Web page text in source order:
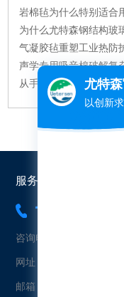
岩棉毡为什么特别适合
为什么尤特森钢结构玻
气凝胶毡重塑工业热防
声学专用吸音棉破解复
从手机电池到航天飞机
服务热线：
咨询电话：
网址：www.uetersen.cn
邮箱：